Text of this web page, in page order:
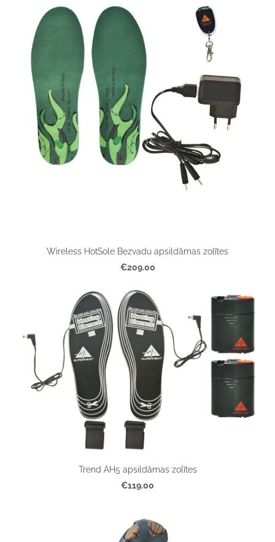
Wireless HotSole Bezvadu apsildāmas zolītes
€209.00
Trend AH5 apsildāmas zolītes
€119.00